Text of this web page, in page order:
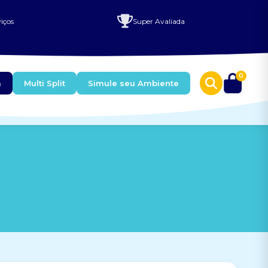
Super Avaliada
Multi Split Simule seu Ambiente
0